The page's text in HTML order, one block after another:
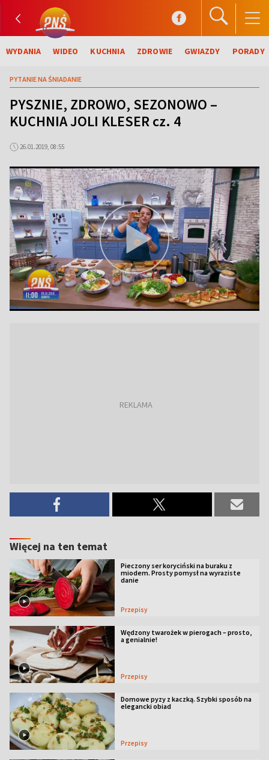
WYDANIA WIDEO KUCHNIA ZDROWIE GWIAZDY PORADY
PYTANIE NA ŚNIADANIE
PYSZNIE, ZDROWO, SEZONOWO –
KUCHNIA JOLI KLESER cz. 4
26.01.2019, 08:55
Więcej na ten temat
Pieczony ser koryciński na buraku z
miodem. Prosty pomysł na wyraziste
danie
Przepisy
Wędzony twarożek w pierogach – prosto,
a genialnie!
Przepisy
Domowe pyzy z kaczką. Szybki sposób na
elegancki obiad
Przepisy